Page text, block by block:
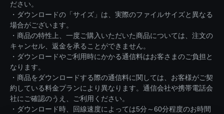
ださい。
・ダウンロードの「サイズ」は、実際のファイルサイズと異なる
場合がございます。
・商品の特性上、一度ご購入いただいた商品については、注文の
キャンセル、返金を承ることができません。
・ダウンロードやご利用時にかかる通信料はお客さまのご負担と
なります。
・商品をダウンロードする際の通信料に関しては、お客様がご契
約している料金プランにより異なります。通信会社や携帯電話会
社にご確認のうえ、ご利用ください。
・ダウンロード時、回線速度によっては5分～60分程度のお時間